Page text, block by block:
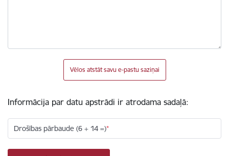
Vēlos atstāt savu e-pastu saziņai
Informācija par datu apstrādi ir atrodama sadaļā:
Drošības pārbaude (6 + 14 =)